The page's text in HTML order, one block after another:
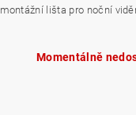
lišta pro noční
Momentálně